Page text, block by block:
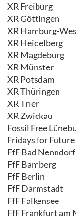
XR Freiburg
XR Göttingen
XR Hamburg-
XR Heidelberg
XR Magdeburg
XR Münster
XR Potsdam
XR Thüringen
XR Trier
XR Zwickau
Fossil Free
Fridays for
FfF Bad Nenndorf
FfF Bamberg
FfF Berlin
FfF Darmstadt
FfF Falkensee
FfF Frankfurt am